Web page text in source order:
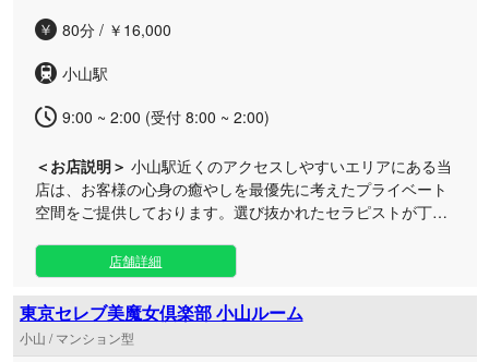
お過ごしください。皆様のご来店を心よりお待ちしておりま
80分 / ￥16,000
小山駅
9:00 ~ 2:00 (受付 8:00 ~ 2:00)
＜お店説明＞ 小山駅近くのアクセスしやすいエリアにある当
店は、お客様の心身の癒やしを最優先に考えたプライベート
空間をご提供しております。選び抜かれたセラピストが丁寧
ほぐします。 当店では、キュートな若手から落ち着きのある
大人の世代まで幅広いセラピストが在籍。厳選されたオイル
を使用したトリートメントで、極上のリラックスタイムをお
届けいたします。静かに癒やされたい大人の方やお仕事帰り
のリフレッシュはもちろん、朝からのご利用にも最適です。
店舗詳細
東京セレブ美魔女倶楽部 小山ルーム
小山 / マンション型